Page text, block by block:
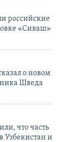
российские
«Сиваш»
о новом
Шведа
что часть
Узбекистан и